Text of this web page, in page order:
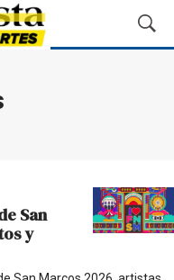
M
o
ú
s
q
u
San
y